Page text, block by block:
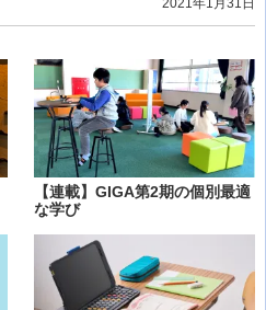
2021年1月31日
【連載】GIGA第2期の個別最適
な学び